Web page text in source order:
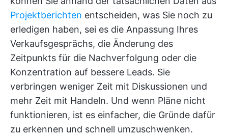
Projektberichten entscheiden, was Sie noch zu
erledigen haben, sei es die Anpassung Ihres
Verkaufsgesprächs, die Änderung des
Zeitpunkts für die Nachverfolgung oder die
Konzentration auf bessere Leads. Sie
verbringen weniger Zeit mit Diskussionen und
mehr Zeit mit Handeln. Und wenn Pläne nicht
funktionieren, ist es einfacher, die Gründe dafür
zu erkennen und schnell umzuschwenken.